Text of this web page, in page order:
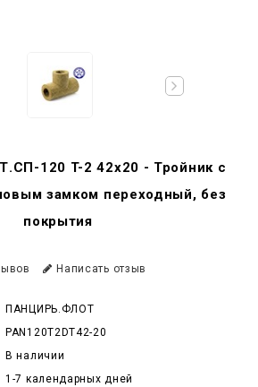
120 T-2 42x20 - Тройник c
замком переходный, без
покрытия
Написать отзыв
ПАНЦИРЬ.ФЛОТ
PAN120T2DT42-20
В наличии
1-7 календарных дней